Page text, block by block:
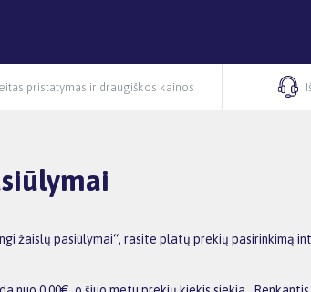
pristatymas ir draugiškos kainos
žaislų pasiūlymai“, rasite platų prekių